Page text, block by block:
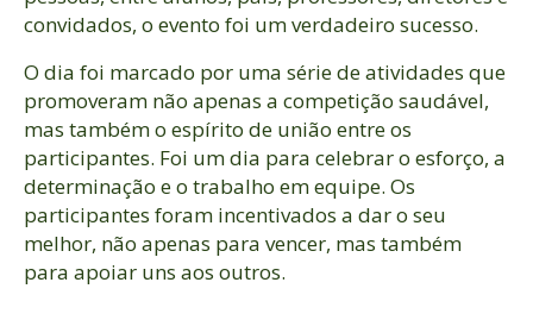
convidados, o evento foi um verdadeiro sucesso.
O dia foi marcado por uma série de atividades que
promoveram não apenas a competição saudável,
mas também o espírito de união entre os
participantes. Foi um dia para celebrar o esforço, a
determinação e o trabalho em equipe. Os
participantes foram incentivados a dar o seu
melhor, não apenas para vencer, mas também
para apoiar uns aos outros.